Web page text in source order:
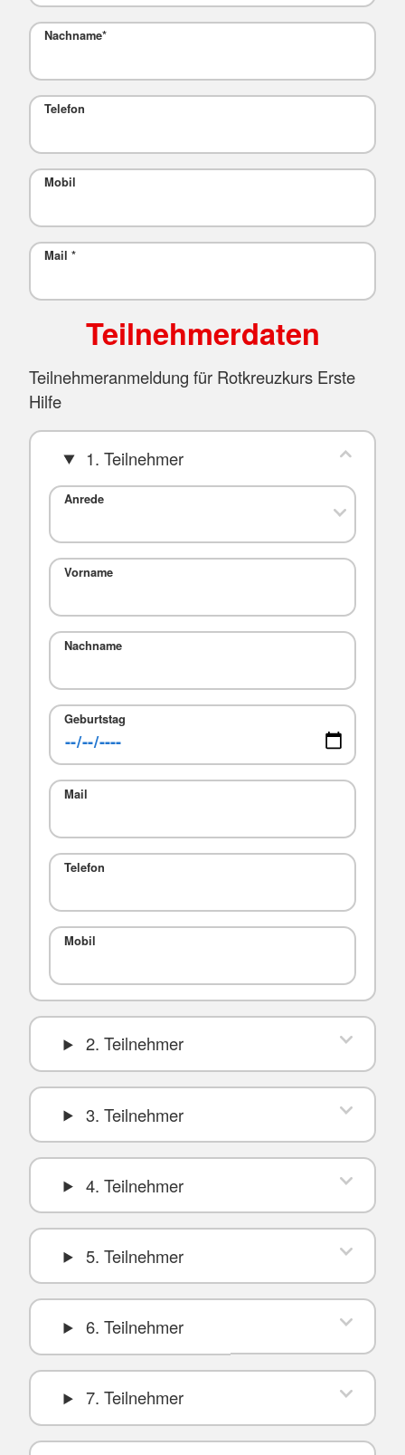
Nachname*
Telefon
Mobil
Mail *
Teilnehmerdaten
Teilnehmeranmeldung für Rotkreuzkurs Erste
Hilfe
1. Teilnehmer
Anrede
Vorname
Nachname
Geburtstag
Mail
Telefon
Mobil
2. Teilnehmer
3. Teilnehmer
4. Teilnehmer
5. Teilnehmer
6. Teilnehmer
7. Teilnehmer